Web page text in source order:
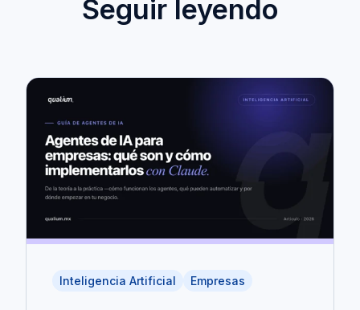
Seguir leyendo
Inteligencia Artificial Empresas